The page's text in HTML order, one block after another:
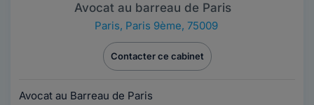
Avocat au barreau de Paris
Paris, Paris 9ème, 75009
Contacter ce cabinet
Avocat au Barreau de Paris